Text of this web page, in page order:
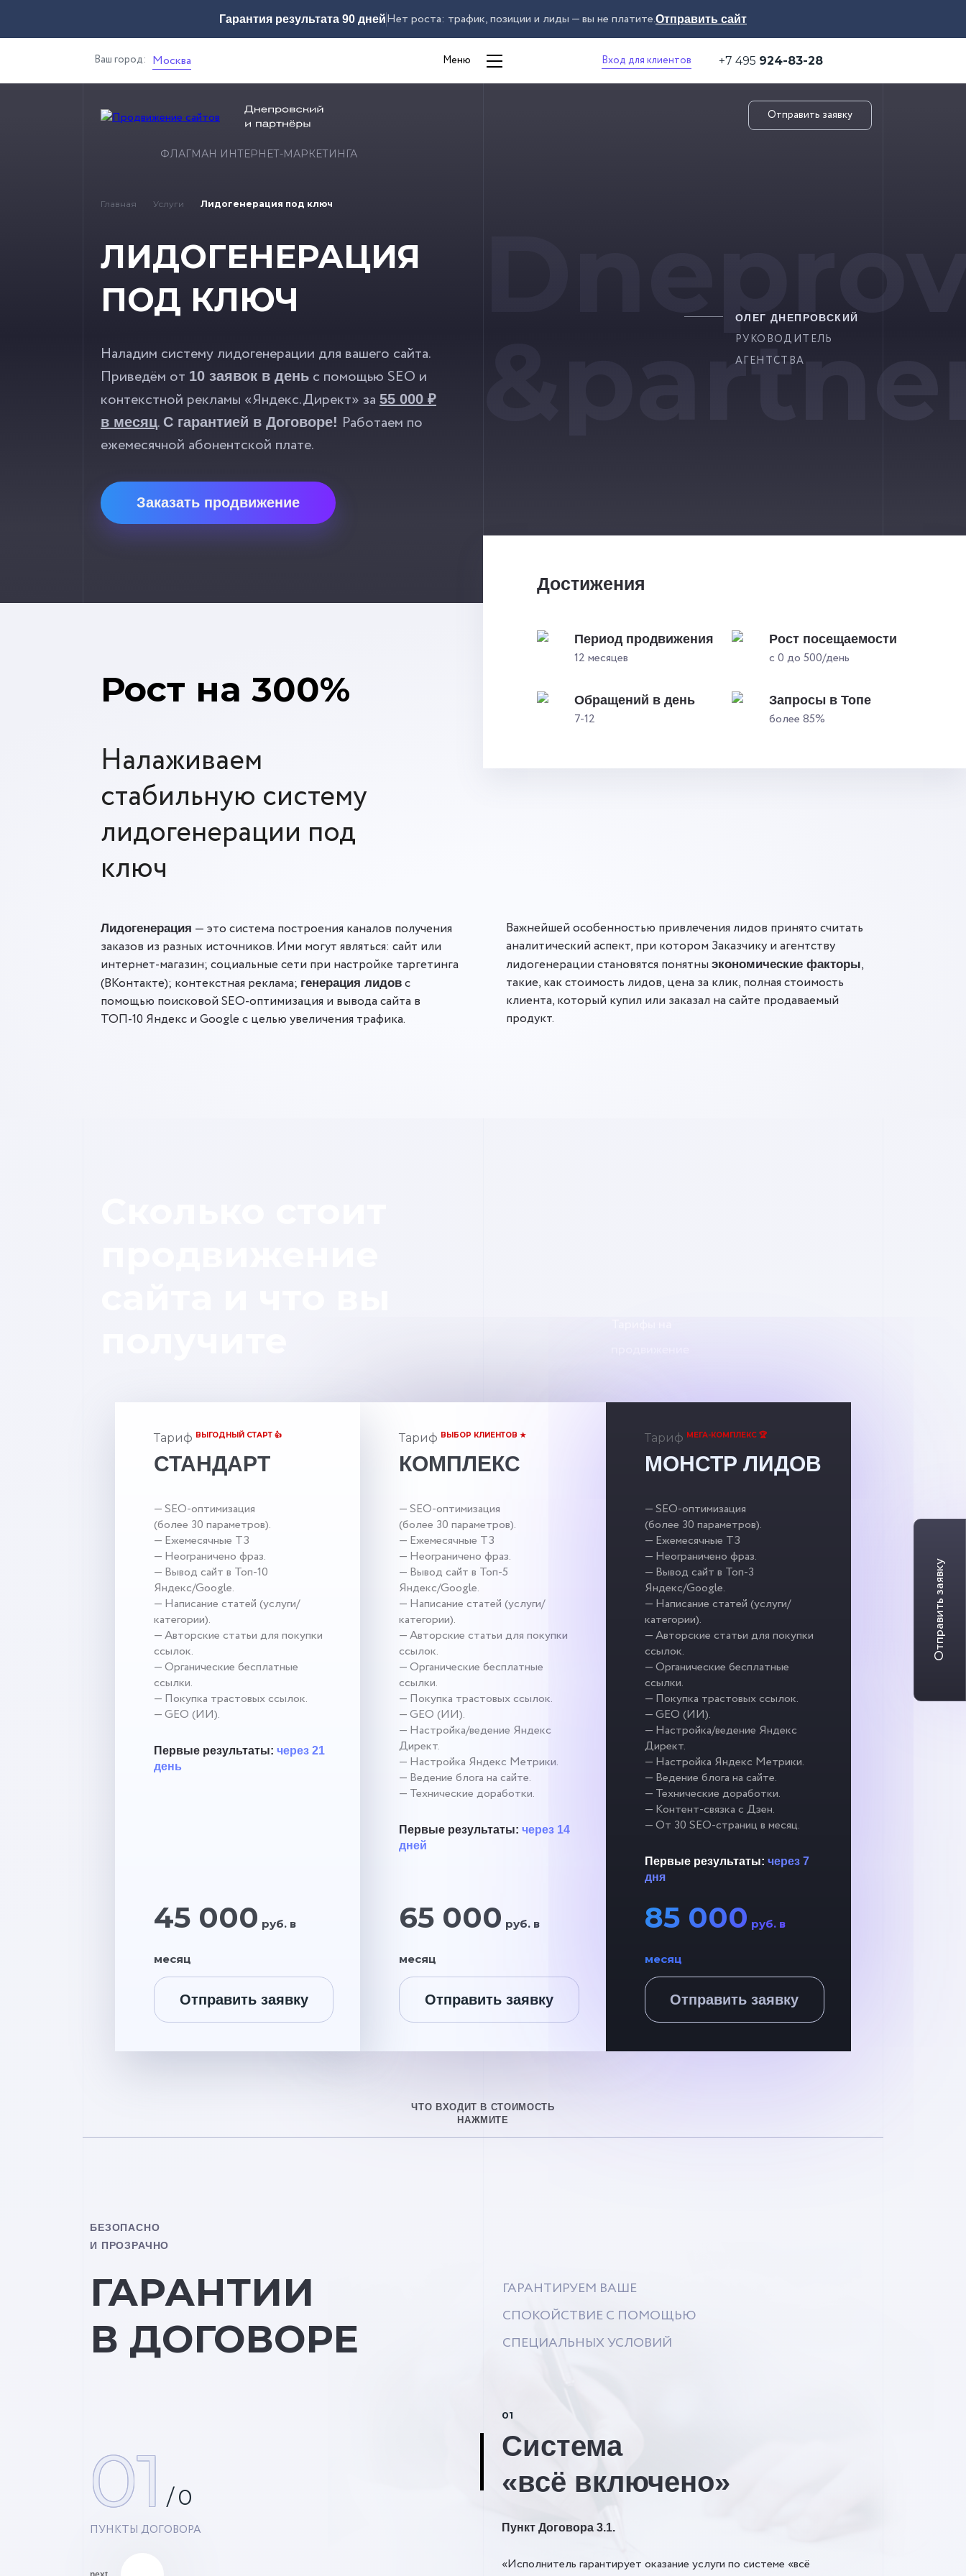
Гарантия результата 90 днейНет роста: трафик, позиции и лиды — вы не платите.Отправить сайт
Ваш город: Москва Меню Вход для клиентов +7 495 924-83-28
ФЛАГМАН ИНТЕРНЕТ-МАРКЕТИНГА
Отправить заявку
Главная Услуги Лидогенерация под ключ
ЛИДОГЕНЕРАЦИЯ
ПОД КЛЮЧ
Наладим систему лидогенерации для вашего сайта.
Приведём от 10 заявок в день с помощью SEO и
контекстной рекламы «Яндекс.Директ» за 55 000 ₽
в месяц. С гарантией в Договоре! Работаем по
ежемесячной абонентской плате.
Заказать продвижение
ОЛЕГ ДНЕПРОВСКИЙ
РУКОВОДИТЕЛЬ
АГЕНТСТВА
Рост на 300%
Налаживаем
стабильную систему
лидогенерации под
ключ
Достижения
Период продвижения
12 месяцев
Рост посещаемости
с 0 до 500/день
Обращений в день
7-12
Запросы в Топе
более 85%
Лидогенерация — это система построения каналов получения
заказов из разных источников. Ими могут являться: сайт или
интернет-магазин; социальные сети при настройке таргетинга
(ВКонтакте); контекстная реклама; генерация лидов с
помощью поисковой SEO-оптимизация и вывода сайта в
ТОП-10 Яндекс и Google с целью увеличения трафика.
Важнейшей особенностью привлечения лидов принято считать
аналитический аспект, при котором Заказчику и агентству
лидогенерации становятся понятны экономические факторы,
такие, как стоимость лидов, цена за клик, полная стоимость
клиента, который купил или заказал на сайте продаваемый
продукт.
Тариф ВЫГОДНЫЙ СТАРТ 👍
СТАНДАРТ
— SEO-оптимизация
(более 30 параметров).
— Ежемесячные ТЗ
— Неограничено фраз.
— Вывод сайт в Топ-10
Яндекс/Google.
— Написание статей (услуги/
категории).
— Авторские статьи для покупки
ссылок.
— Органические бесплатные
ссылки.
— Покупка трастовых ссылок.
— GEO (ИИ).
Первые результаты: через 21
день
45 000 руб. в
месяц
Отправить заявку
Тариф ВЫБОР КЛИЕНТОВ ★
КОМПЛЕКС
— SEO-оптимизация
(более 30 параметров).
— Ежемесячные ТЗ
— Неограничено фраз.
— Вывод сайт в Топ-5
Яндекс/Google.
— Написание статей (услуги/
категории).
— Авторские статьи для покупки
ссылок.
— Органические бесплатные
ссылки.
— Покупка трастовых ссылок.
— GEO (ИИ).
— Настройка/ведение Яндекс
Директ.
— Настройка Яндекс Метрики.
— Ведение блога на сайте.
— Технические доработки.
Первые результаты:через 14
дней
65 000 руб. в
месяц
Отправить заявку
Тариф МЕГА-КОМПЛЕКС 🏆
МОНСТР ЛИДОВ
— SEO-оптимизация
(более 30 параметров).
— Ежемесячные ТЗ
— Неограничено фраз.
— Вывод сайт в Топ-3
Яндекс/Google.
— Написание статей (услуги/
категории).
— Авторские статьи для покупки
ссылок.
— Органические бесплатные
ссылки.
— Покупка трастовых ссылок.
— GEO (ИИ).
— Настройка/ведение Яндекс
Директ.
— Настройка Яндекс Метрики.
— Ведение блога на сайте.
— Технические доработки.
— Контент-связка с Дзен.
— От 30 SEO-страниц в месяц.
Первые результаты: через 7
дня
85 000 руб. в
месяц
Отправить заявку
ЧТО ВХОДИТ В СТОИМОСТЬ
НАЖМИТЕ
БЕЗОПАСНО
И ПРОЗРАЧНО
ГАРАНТИИ
В ДОГОВОРЕ
ГАРАНТИРУЕМ ВАШЕ
СПОКОЙСТВИЕ С ПОМОЩЬЮ
СПЕЦИАЛЬНЫХ УСЛОВИЙ
01 /0
ПУНКТЫ ДОГОВОРА
01
Система
«всё включено»
Пункт Договора 3.1.
«Исполнитель гарантирует оказание услуги по системе «всё
Отправить заявку